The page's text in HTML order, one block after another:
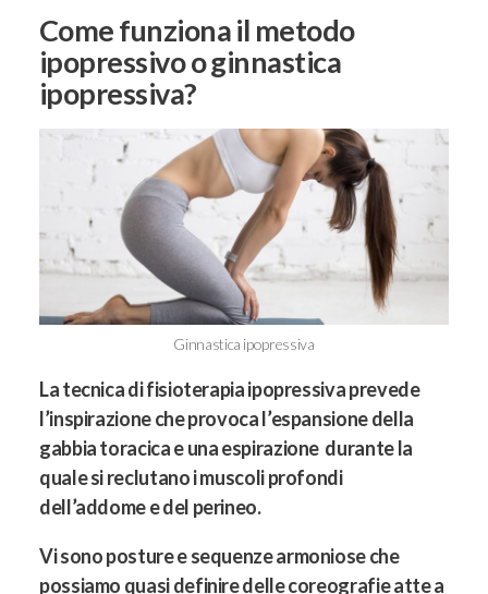
Come funziona il metodo
ipopressivo o ginnastica
ipopressiva?
Ginnastica ipopressiva
La tecnica di fisioterapia ipopressiva prevede
l’inspirazione che provoca l’espansione della
gabbia toracica e una espirazione durante la
quale si reclutano i muscoli profondi
dell’addome e del perineo.
Vi sono posture e sequenze armoniose che
possiamo quasi definire delle coreografie atte a